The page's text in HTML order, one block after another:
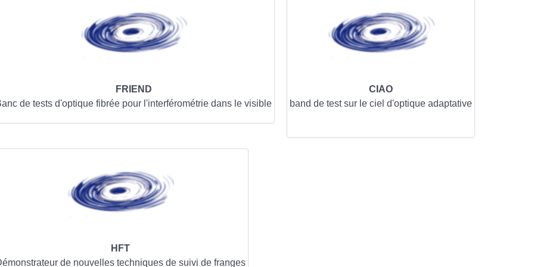
FRIEND
de tests d'optique fibrée pour l'interférométrie dans le visible
CIAO
band de test sur le ciel d'optique adaptative
HFT
de nouvelles techniques de suivi de franges